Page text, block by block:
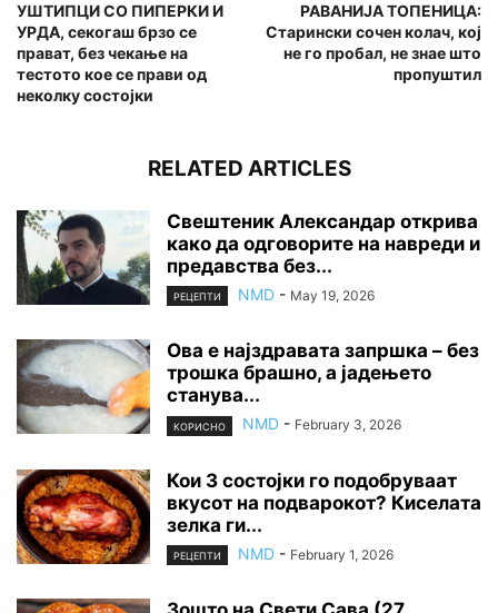
УШТИПЦИ СО ПИПЕРКИ И
УРДА, секогаш брзо се
прават, без чекање на
тестото кое се прави од
неколку состојки
РАВАНИЈА ТОПЕНИЦА:
Старински сочен колач, кој
не го пробал, не знае што
пропуштил
RELATED ARTICLES
Свештеник Александар открива
како да одговорите на навреди и
предавства без...
РЕЦЕПТИ NMD - May 19, 2026
Ова е најздравата запршка – без
трошка брашно, а јадењето
станува...
КОРИСНО NMD - February 3, 2026
Кои 3 состојки го подобруваат
вкусот на подварокот? Киселата
зелка ги...
РЕЦЕПТИ NMD - February 1, 2026